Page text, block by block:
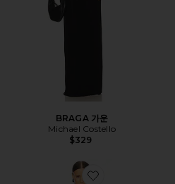
BRAGA 가운
Michael Costello
$329